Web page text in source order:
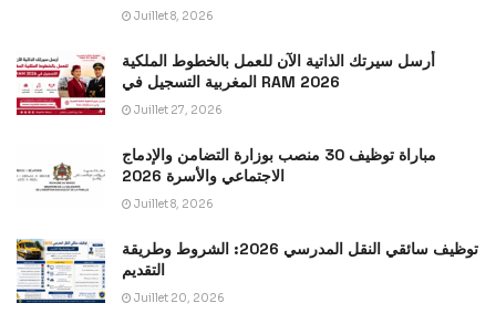
Juillet 8, 2026
أرسل سيرتك الذاتية الآن للعمل بالخطوط الملكية
المغربية التسجيل في RAM 2026
Juillet 27, 2026
مباراة توظيف 30 منصب بوزارة التضامن والإدماج
الاجتماعي والأسرة 2026
Juillet 8, 2026
توظيف سائقي النقل المدرسي 2026: الشروط وطريقة
التقديم
Juillet 20, 2026